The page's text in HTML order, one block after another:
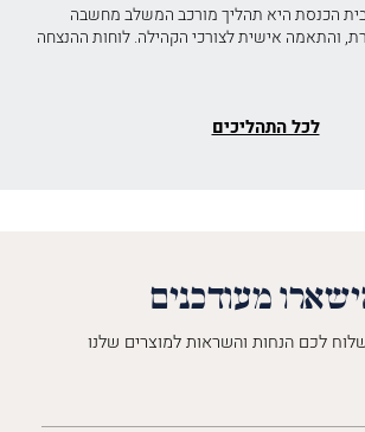
הכנסת היא תהליך מורכב המשלב מחשבה
והתאמה אישית לצורכי הקהילה. לוחות ההנצחה
לכל התהליכים
מעודכנים
לכם הנחות והשראות למוצרים שלנו